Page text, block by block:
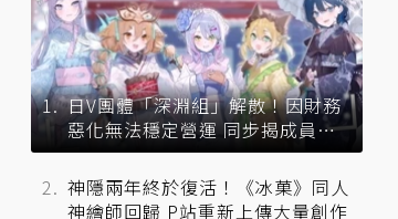
日V團體「深淵組」解散！因財務
惡化無法穩定營運 同步揭成員未
來去向
神隱兩年終於復活！《冰菓》同人
神繪師回歸 P站重新上傳大量創作